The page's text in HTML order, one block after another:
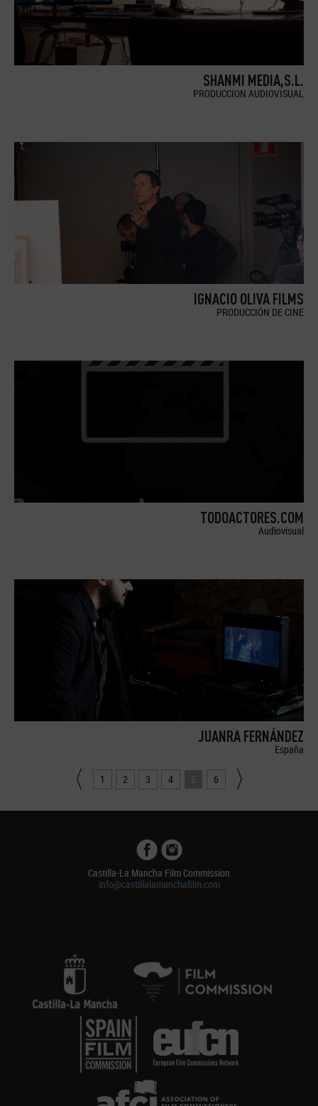
SHANMI MEDIA,S.L.
PRODUCCION AUDIOVISUAL
IGNACIO OLIVA FILMS
PRODUCCIÓN DE CINE
TODOACTORES.COM
Audiovisual
JUANRA FERNÁNDEZ
España
1 2 3 4 5 6
Castilla-La Mancha Film Commission
info@castillalamanchafilm.com